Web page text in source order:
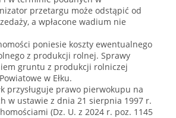
przetargu może odstąpić od
a wpłacone wadium nie
poniesie koszty ewentualnego
z produkcji rolnej. Sprawy
gruntu z produkcji rolniczej
w Ełku.
przysługuje prawo pierwokupu na
w ustawie z dnia 21 sierpnia 1997 r.
(Dz. U. z 2024 r. poz. 1145